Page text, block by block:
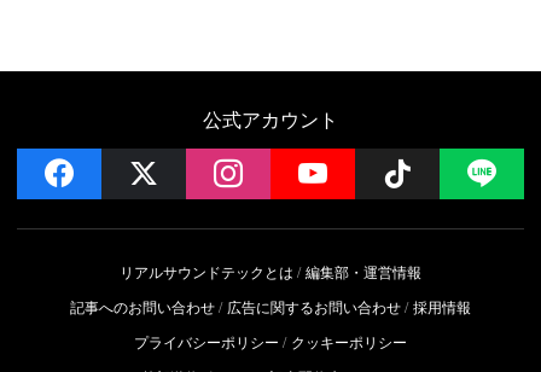
公式アカウント
facebook instagramYouTube Follow
リアルサウンドテックとは
編集部・運営情報
記事へのお問い合わせ
広告に関するお問い合わせ 採用情報
プライバシーポリシー
クッキーポリシー